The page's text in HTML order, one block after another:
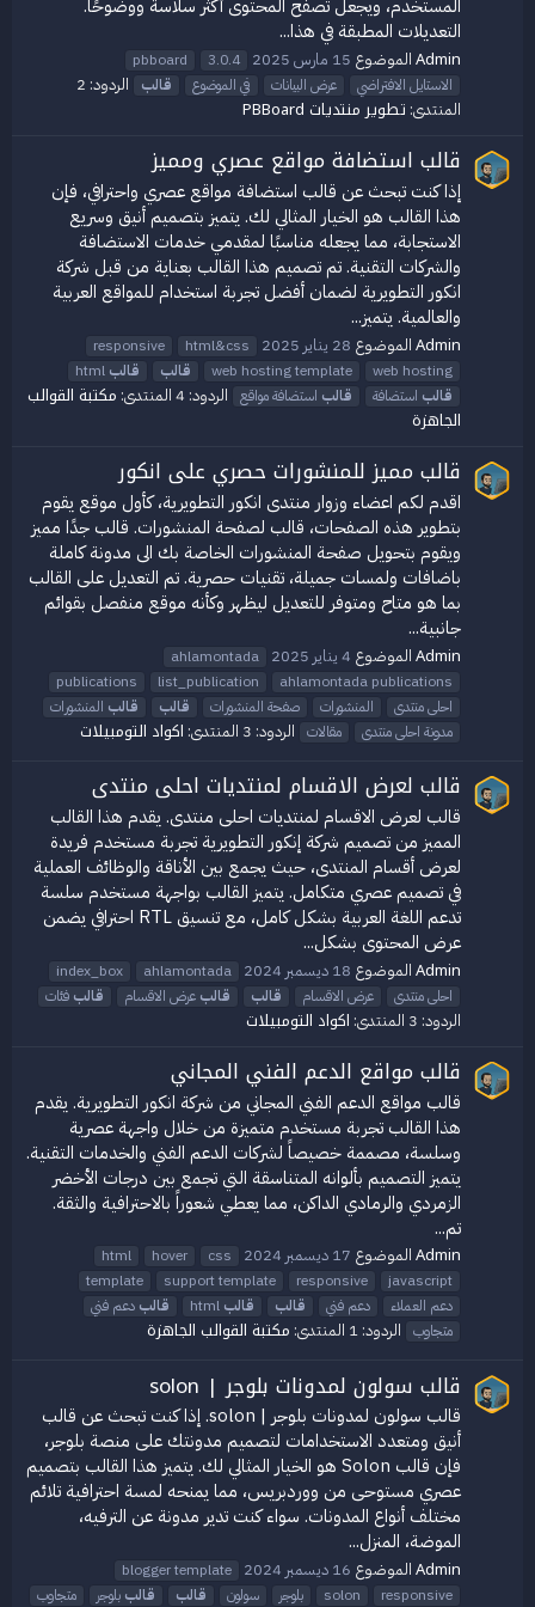
المستخدم، ويجعل تصفح المحتوى أكثر سلاسة ووضوحًا.
التعديلات المطبقة في هذا...
Admin الموضوع 15 مارس 2025 3.0.4
pbboard
الاستايل الافتراضي
عرض البيانات في الموضوع قالب
الردود: 2
المنتدى: تطوير منتديات PBBoard
قالب استضافة مواقع عصري ومميز
إذا كنت تبحث عن قالب استضافة مواقع عصري واحترافي، فإن
هذا القالب هو الخيار المثالي لك. يتميز بتصميم أنيق وسريع
الاستجابة، مما يجعله مناسبًا لمقدمي خدمات الاستضافة
والشركات التقنية. تم تصميم هذا القالب بعناية من قبل شركة
انكور التطويرية لضمان أفضل تجربة استخدام للمواقع العربية
والعالمية. يتميز...
Admin الموضوع 28 يناير 2025 html&css
responsive
web hosting
web hosting template قالب قالب
قالب استضافة قالب استضافة مواقع الردود: 4 المنتدى: مكتبة القوالب
الجاهزة
قالب مميز للمنشورات حصري على انكور
اقدم لكم اعضاء وزوار منتدى انكور التطويرية، كأول موقع يقوم
بتطوير هذه الصفحات، قالب لصفحة المنشورات. قالب جدًا مميز
ويقوم بتحويل صفحة المنشورات الخاصة بك الى مدونة كاملة
باضافات ولمسات جميلة، تقنيات حصرية. تم التعديل على القالب
بما هو متاح ومتوفر للتعديل ليظهر وكأنه موقع منفصل بقوائم
جانبية...
Admin الموضوع 4 يناير 2025
ahlamontada
ahlamontada publications
list_publication
publications
احلى منتدى
المنشورات صفحة المنشورات قالب قالب المنشورات
مدونة احلى منتدى
مقالات الردود: 3 المنتدى: اكواد التومبيلات
قالب لعرض الاقسام لمنتديات احلى منتدى
قالب لعرض الاقسام لمنتديات احلى منتدى. يقدم هذا القالب
المميز من تصميم شركة إنكور التطويرية تجربة مستخدم فريدة
لعرض أقسام المنتدى، حيث يجمع بين الأناقة والوظائف العملية
في تصميم عصري متكامل. يتميز القالب بواجهة مستخدم سلسة
تدعم اللغة العربية بشكل كامل، مع تنسيق RTL احترافي يضمن
عرض المحتوى بشكل...
Admin الموضوع 18 ديسمبر 2024 ahlamontada
index_box
احلى منتدى
عرض الاقسام قالب قالب عرض الاقسام قالب فئات
الردود: 3 المنتدى: اكواد التومبيلات
قالب مواقع الدعم الفني المجاني
قالب مواقع الدعم الفني المجاني من شركة انكور التطويرية. يقدم
هذا القالب تجربة مستخدم متميزة من خلال واجهة عصرية
وسلسة، مصممة خصيصاً لشركات الدعم الفني والخدمات التقنية.
يتميز التصميم بألوانه المتناسقة التي تجمع بين درجات الأخضر
الزمردي والرمادي الداكن، مما يعطي شعوراً بالاحترافية والثقة.
تم...
Admin الموضوع 17 ديسمبر 2024 css
hover
html
javascript
responsive
support template
template
دعم العملاء
دعم فني قالب قالب قالب دعم فني
متجاوب
الردود: 1 المنتدى: مكتبة القوالب الجاهزة
قالب سولون لمدونات بلوجر | solon
قالب سولون لمدونات بلوجر | solon. إذا كنت تبحث عن قالب
أنيق ومتعدد الاستخدامات لتصميم مدونتك على منصة بلوجر،
فإن قالب Solon هو الخيار المثالي لك. يتميز هذا القالب بتصميم
عصري مستوحى من ووردبريس، مما يمنحه لمسة احترافية تلائم
مختلف أنواع المدونات. سواء كنت تدير مدونة عن الترفيه،
الموضة، المنزل...
Admin الموضوع 16 ديسمبر 2024
blogger template
responsive
solon بلوجر سولون قالب قالب بلوجر متجاوب